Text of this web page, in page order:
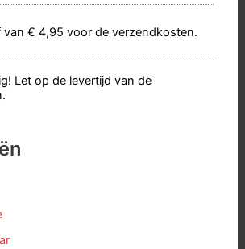
van € 4,95 voor de verzendkosten.
Let op de levertijd van de